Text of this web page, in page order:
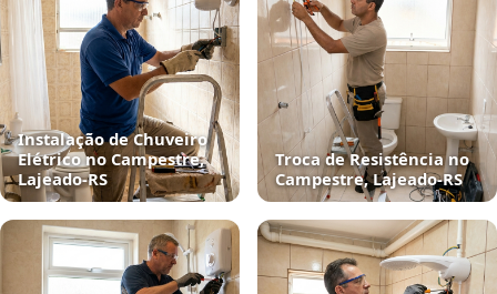
Instalação de Chuveiro
Elétrico no Campestre,
Lajeado‑RS
Troca de Resistência no
Campestre, Lajeado‑RS